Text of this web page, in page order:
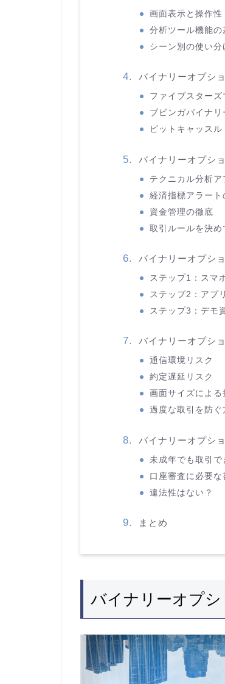
画面表示と操作性
分析ツール機能の
シーン別の使い分
バイナリーオプシ
ファイブスターズ
ブビンガバイナリ
ビットキャッスル
バイナリーオプシ
テクニカル分析
経済指標アラート
資金管理の徹底
取引ルールを決め
バイナリーオプシ
ステップ1：スマ
ステップ2：アプ
ステップ3：デモ
バイナリーオプシ
通信環境リスク
約定遅延リスク
画面サイズによる
過度な取引を防ぐ
バイナリーオプシ
未成年でも取引で
口座審査に必要な
違法性はない？
まとめ
バイナリーオプ